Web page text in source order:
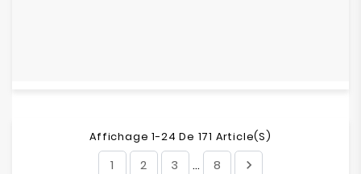
Affichage 1-24 De 171 Article(s)
1 2 3 … 8 